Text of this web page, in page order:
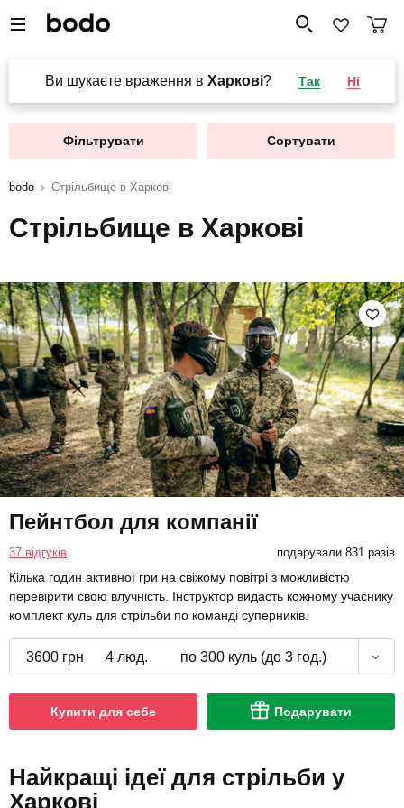
Ви шукаєте враження в Харкові? Так Ні
Фільтрувати Сортувати
bodo Стрільбище в Харкові
Стрільбище в Харкові
Пейнтбол для компанії
37 відгуків подарували 831 разів
Кілька годин активної гри на свіжому повітрі з можливістю
перевірити свою влучність. Інструктор видасть кожному учаснику
комплект куль для стрільби по команді суперників.
3600 грн 4 люд. по 300 куль (до 3 год.)
Купити для себе Подарувати
Найкращі ідеї для стрільби у
Харкові